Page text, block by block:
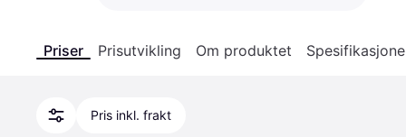
Priser Prisutvikling Om produktet
Pris inkl. frakt